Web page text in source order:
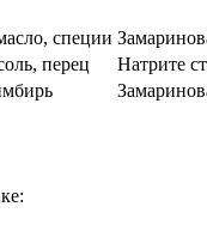
специи
перец
Натрите